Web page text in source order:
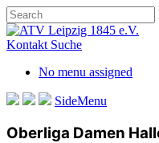
Skip
to
main
Close
Search
Kontakt Suche
No menu assigned
SideMenu
Oberliga Damen